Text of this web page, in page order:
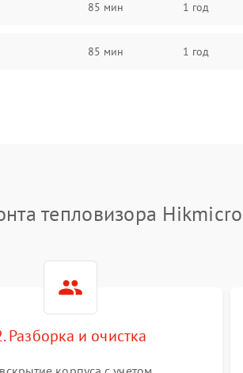
85 мин 1 год
85 мин 1 год
тепловизора Hikmicro
Разборка и очистка